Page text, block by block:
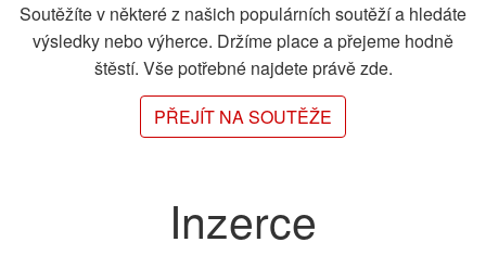
Soutěžíte v některé z našich populárních soutěží a hledáte
výsledky nebo výherce. Držíme place a přejeme hodně
štěstí. Vše potřebné najdete právě zde.
PŘEJÍT NA SOUTĚŽE
Inzerce